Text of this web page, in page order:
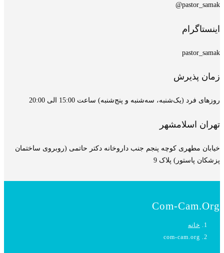
pastor_samak@
اینستاگرام
pastor_samak
زمان پذیرش
روزهای فرد (یک‌شنبه، سه‌شنبه و پنج‌شنبه) ساعت 15:00 الی 20:00
تهران اسلامشهر
خیابان مطهری کوچه پنجم جنب داروخانه دکتر حاتمی (روبروی ساختمان
پزشکان پاستور) پلاک 9
Com-Cam.org
خانه
com-cam.org